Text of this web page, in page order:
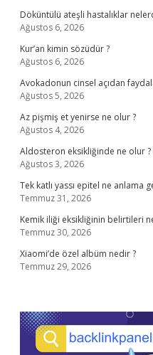
Döküntülü ateşli hastalıklar
Ağustos 6, 2026
Kur’an kimin sözüdür ?
Ağustos 6, 2026
Avokadonun cinsel açıdan
Ağustos 5, 2026
Az pişmiş et yenirse ne olur ?
Ağustos 4, 2026
Aldosteron eksikliğinde ne olur ?
Ağustos 3, 2026
Tek katlı yassı epitel ne anlama
Temmuz 31, 2026
Kemik iliği eksikliğinin belirtileri
Temmuz 30, 2026
Xiaomi’de özel albüm nedir ?
Temmuz 29, 2026